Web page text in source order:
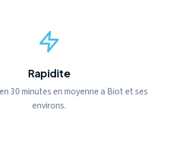
Rapidite
30 minutes en moyenne a Biot et ses
environs.